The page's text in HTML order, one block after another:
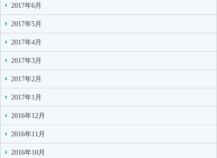
2017年6月
2017年5月
2017年4月
2017年3月
2017年2月
2017年1月
2016年12月
2016年11月
2016年10月